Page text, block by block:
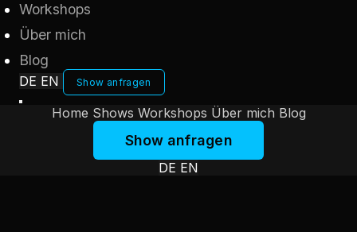
Workshops
Über mich
Blog
DE EN Show anfragen
Home Shows Workshops Über mich Blog
Show anfragen
DE EN